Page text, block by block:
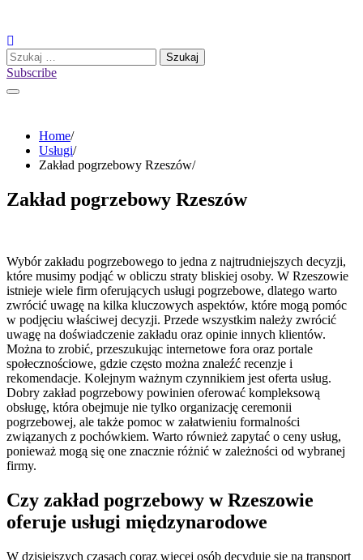
content
Szukaj:
Subscribe
Home
Usługi
Zakład pogrzebowy Rzeszów
Zakład pogrzebowy Rzeszów
Wybór zakładu pogrzebowego to jedna z najtrudniejszych decyzji,
które musimy podjąć w obliczu straty bliskiej osoby. W Rzeszowie
istnieje wiele firm oferujących usługi pogrzebowe, dlatego warto
zwrócić uwagę na kilka kluczowych aspektów, które mogą pomóc
w podjęciu właściwej decyzji. Przede wszystkim należy zwrócić
uwagę na doświadczenie zakładu oraz opinie innych klientów.
Można to zrobić, przeszukując internetowe fora oraz portale
społecznościowe, gdzie często można znaleźć recenzje i
rekomendacje. Kolejnym ważnym czynnikiem jest oferta usług.
Dobry zakład pogrzebowy powinien oferować kompleksową
obsługę, która obejmuje nie tylko organizację ceremonii
pogrzebowej, ale także pomoc w załatwieniu formalności
związanych z pochówkiem. Warto również zapytać o ceny usług,
ponieważ mogą się one znacznie różnić w zależności od wybranej
firmy.
Czy zakład pogrzebowy w Rzeszowie
oferuje usługi międzynarodowe
W dzisiejszych czasach coraz więcej osób decyduje się na transport